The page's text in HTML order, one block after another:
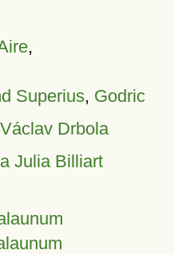
,
Superius, Godric
Drbola
Julia Billiart